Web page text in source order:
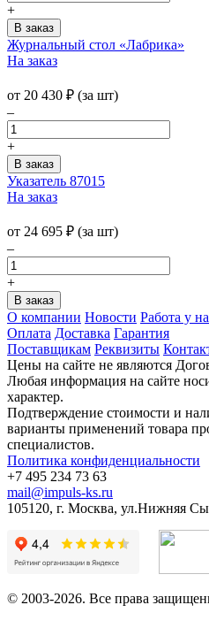
+
Журнальный стол «Лабрика»
На заказ
от 20 430 ₽ (за шт)
–
+
Указатель 87015
На заказ
от 24 695 ₽ (за шт)
–
+
О компании Новости Работа у
Оплата Доставка Гарантия
Поставщикам Реквизиты
Цены на сайте не являются
Любая информация на сайте
характер.
Подтверждение стоимости и
варианты применений товара
специалистов.
Политика конфиденциальности
+7 495 234 73 63
mail@impuls-ks.ru
105120, г. Москва, ул.Нижняя
© 2003-2026. Все права